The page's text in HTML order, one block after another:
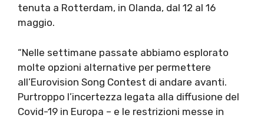
tenuta a Rotterdam, in Olanda, dal 12 al 16
maggio.
“Nelle settimane passate abbiamo esplorato
molte opzioni alternative per permettere
all’Eurovision Song Contest di andare avanti.
Purtroppo l’incertezza legata alla diffusione del
Covid-19 in Europa – e le restrizioni messe in